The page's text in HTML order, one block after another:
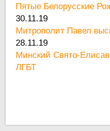
Пятые Белорусские
30.11.19
Митрополит Павел
28.11.19
Минский Свято-
ЛГБТ